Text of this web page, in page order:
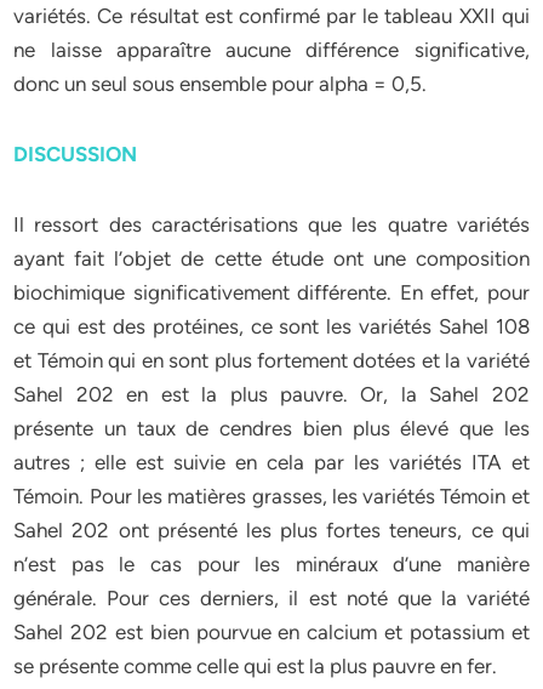
variétés. Ce résultat est confirmé par le tableau XXII qui
ne laisse apparaître aucune différence significative,
donc un seul sous ensemble pour alpha = 0,5.
DISCUSSION
Il ressort des caractérisations que les quatre variétés
ayant fait l’objet de cette étude ont une composition
biochimique significativement différente. En effet, pour
ce qui est des protéines, ce sont les variétés Sahel 108
et Témoin qui en sont plus fortement dotées et la variété
Sahel 202 en est la plus pauvre. Or, la Sahel 202
présente un taux de cendres bien plus élevé que les
autres ; elle est suivie en cela par les variétés ITA et
Témoin. Pour les matières grasses, les variétés Témoin et
Sahel 202 ont présenté les plus fortes teneurs, ce qui
n’est pas le cas pour les minéraux d’une manière
générale. Pour ces derniers, il est noté que la variété
Sahel 202 est bien pourvue en calcium et potassium et
se présente comme celle qui est la plus pauvre en fer.